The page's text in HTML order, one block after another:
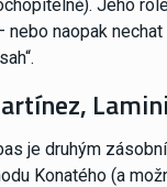
Jeho
naopak
je druhým
Konatého (a